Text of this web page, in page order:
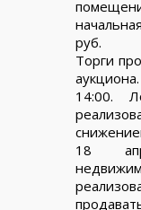
руб.
Торги
14:00.
18